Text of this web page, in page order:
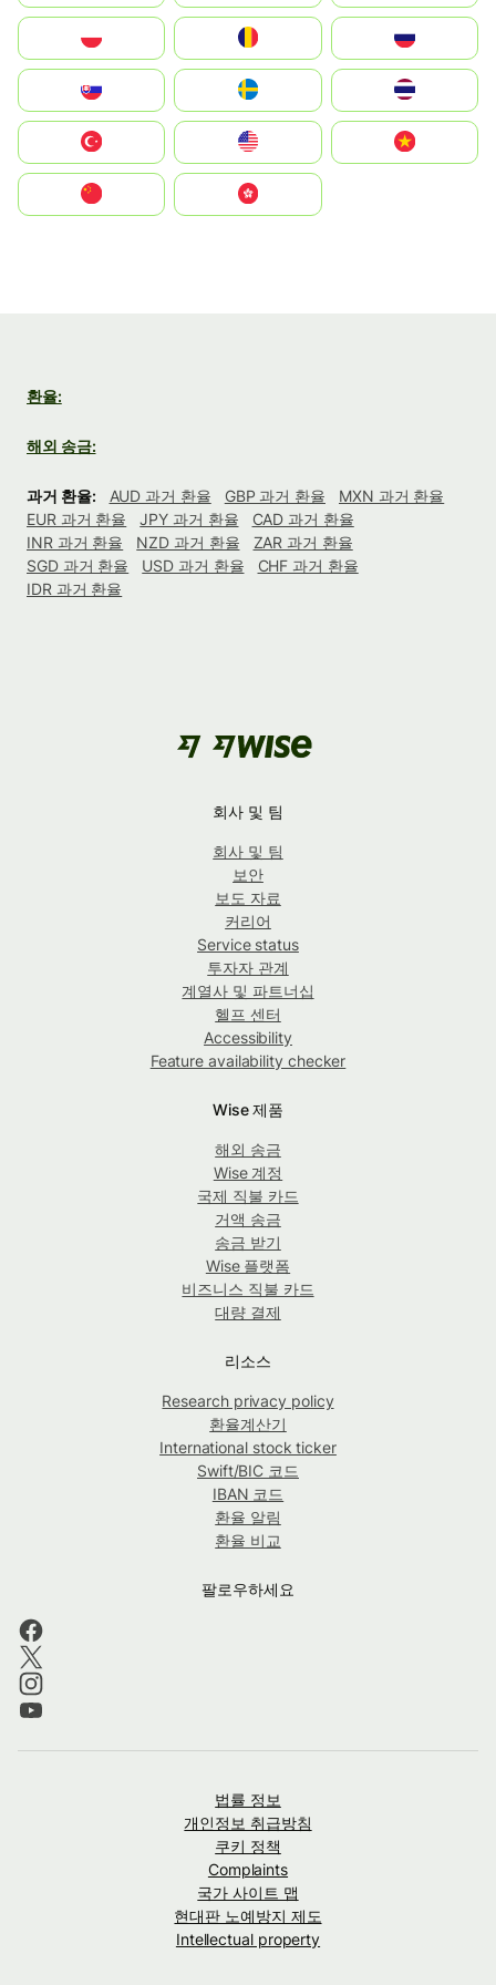
United States
中國香港特別行政區
환율:
해외 송금:
과거 환율: AUD 과거 환율 GBP 과거 환율
MXN 과거 환율
EUR 과거 환율
JPY 과거 환율
CAD 과거 환율
INR 과거 환율
NZD 과거 환율
ZAR 과거 환율
SGD 과거 환율
USD 과거 환율
CHF 과거 환율
IDR 과거 환율
회사 및 팀
회사 및 팀
보안
보도 자료
커리어
Service status
투자자 관계
계열사 및 파트너십
헬프 센터
Accessibility
Feature availability checker
Wise 제품
해외 송금
Wise 계정
국제 직불 카드
거액 송금
송금 받기
Wise 플랫폼
비즈니스 직불 카드
대량 결제
리소스
Research privacy policy
환율계산기
International stock ticker
Swift/BIC 코드
IBAN 코드
환율 알림
환율 비교
팔로우하세요
법률 정보
개인정보 취급방침
쿠키 정책
Complaints
국가 사이트 맵
현대판 노예방지 제도
Intellectual property